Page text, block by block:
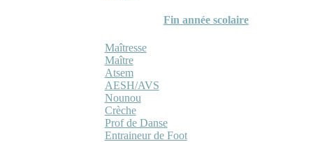
Fin année scolaire
Maîtresse
Maître
Atsem
AESH/AVS
Nounou
Crèche
Prof de Danse
Entraineur de Foot